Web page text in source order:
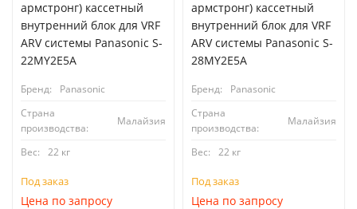
армстронг) кассетный
внутренний блок для VRF
ARV системы Panasonic S-
22MY2E5A
Бренд:
Panasonic
Страна
производства:
Малайзия
Вес: 22 кг
Под заказ
Цена по запросу
армстронг) кассетный
внутренний блок для VRF
ARV системы Panasonic S-
28MY2E5A
Бренд:
Panasonic
Страна
производства:
Малайзия
Вес: 22 кг
Под заказ
Цена по запросу